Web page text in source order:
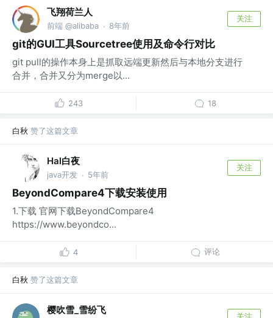
飞翔荷兰人
前端 @alibaba · 8年前
关注
git的GUI工具Sourcetree使用及命令行对比
git pull的操作本身上是抓取远端更新然后与本地分支进行
合并，合并又分为merge以...
243 18
白秋 赞了这篇文章
Hal白夜
java开发 · 5年前
关注
BeyondCompare4下载安装使用
1.下载 官网下载BeyondCompare4
https://www.beyondco...
4 评论
白秋 赞了这篇文章
樱吹雪_雪纷飞